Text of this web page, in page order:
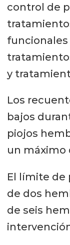
control de
funcionales
y
Los
bajos
piojos
un máximo
El límite de
de dos
de seis